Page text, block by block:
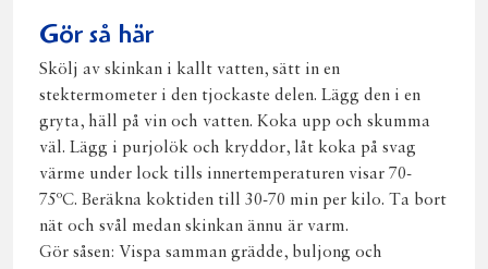
Gör så här
Skölj av skinkan i kallt vatten, sätt in en
stektermometer i den tjockaste delen. Lägg den i en
gryta, häll på vin och vatten. Koka upp och skumma
väl. Lägg i purjolök och kryddor, låt koka på svag
värme under lock tills innertemperaturen visar 70-
75ºC. Beräkna koktiden till 30-70 min per kilo. Ta bort
nät och svål medan skinkan ännu är varm.
Gör såsen: Vispa samman grädde, buljong och